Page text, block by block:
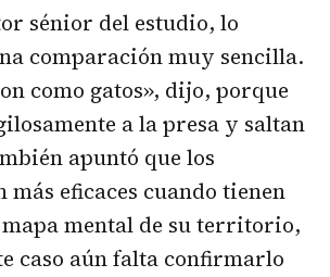
sénior del estudio, lo
comparación muy sencilla.
como gatos», dijo, porque
a la presa y saltan
apuntó que los
más eficaces cuando tienen
mental de su territorio,
caso aún falta confirmarlo